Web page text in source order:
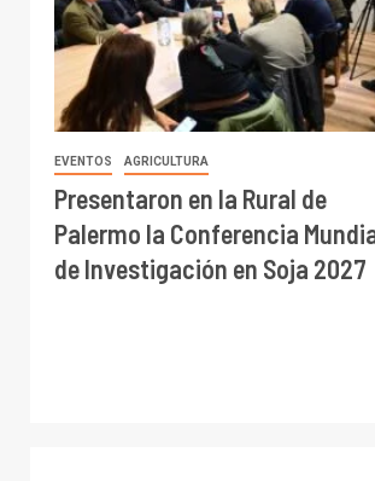
EVENTOS AGRICULTURA
Presentaron en la Rural de
Palermo la Conferencia
de Investigación en Soja 2027